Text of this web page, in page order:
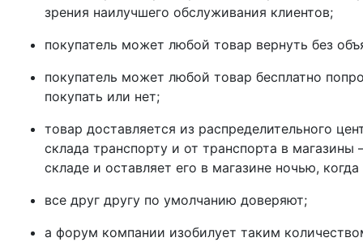
зрения наилучшего обслуживания клиентов;
покупатель может любой товар вернуть без
покупатель может любой товар бесплатно
покупать или нет;
товар доставляется из распределительного
склада транспорту и от транспорта в магазины
складе и оставляет его в магазине ночью,
все друг другу по умолчанию доверяют;
а форум компании изобилует таким